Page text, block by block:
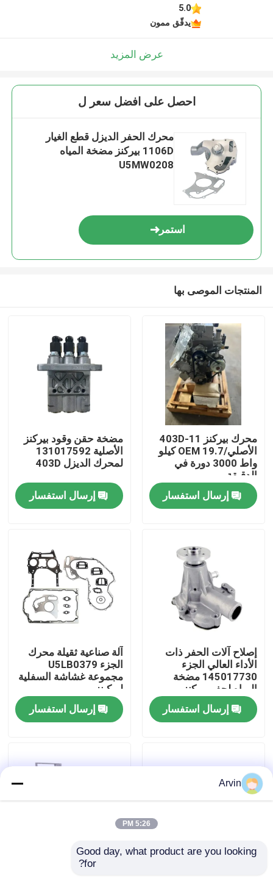
المنتجات
حول بنا
جولة في المعمل
ضبط الجودة
اتصل بنا
طلب اقتباس
5.0
يدقّق ممون
عرض المزيد
احصل على افضل سعر ل
محرك الحفر الديزل قطع الغيار
1106D بيركنز مضخة المياه
U5MW0208
استمر
المنتجات الموصى بها
محرك بيركنز 403D-11
الأصلي/OEM 19.7 كيلو
واط 3000 دورة في
الدقيقة
إرسال استفسار
مضخة حقن وقود بيركنز
الأصلية 131017592
لمحرك الديزل 403D
إرسال استفسار
إصلاح آلات الحفر ذات
الأداء العالي الجزء
145017730 مضخة
المياه لحفر بيركنز
إرسال استفسار
آلة صناعية ثقيلة محرك
الجزء U5LB0379
مجموعة غشاشة السفلية
لبركينز
إرسال استفسار
تصفية زيت هيدروليكية
Arvin
5:26 PM
Good day, what product are you looking
for?